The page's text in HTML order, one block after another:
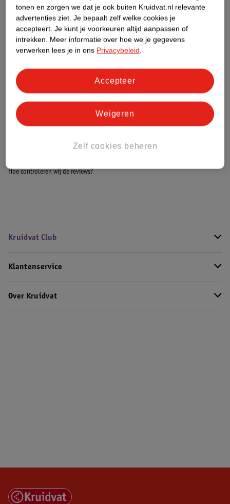
Nature Impact Score
Dit product heeft (nog) geen Nature
Impact Score.
Meer informatie
Bestel & Bezorginformatie
Bekijk ook
Alle Herenparfum
Hoe controleren wij de reviews?
Kruidvat Club
Klantenservice
Over Kruidvat
tonen en zorgen we dat je ook buiten Kruidvat.nl relevante
advertenties ziet. Je bepaalt zelf welke cookies je
accepteert. Je kunt je voorkeuren altijd aanpassen of
intrekken. Meer informatie over hoe we je gegevens
verwerken lees je in ons Privacybeleid.
Zelf cookies beheren
Weigeren
Accepteer